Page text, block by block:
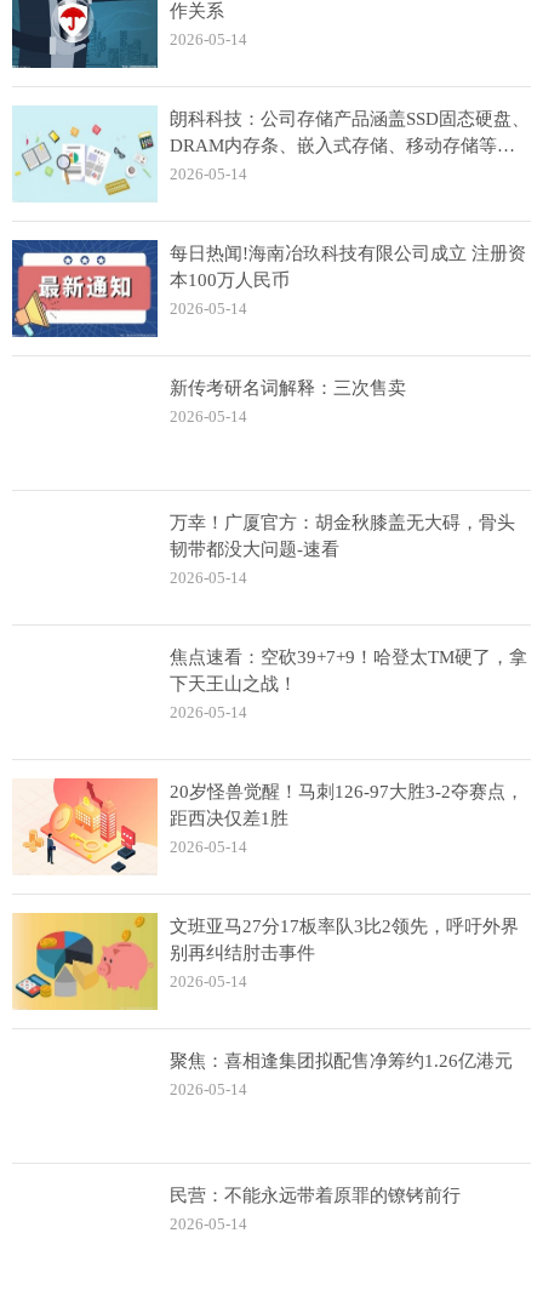
作关系
2026-05-14
朗科科技：公司存储产品涵盖SSD固态硬盘、
DRAM内存条、嵌入式存储、移动存储等系
列存储产品
2026-05-14
每日热闻!海南冶玖科技有限公司成立 注册资
本100万人民币
2026-05-14
新传考研名词解释：三次售卖
2026-05-14
万幸！广厦官方：胡金秋膝盖无大碍，骨头
韧带都没大问题-速看
2026-05-14
焦点速看：空砍39+7+9！哈登太TM硬了，拿
下天王山之战！
2026-05-14
20岁怪兽觉醒！马刺126-97大胜3-2夺赛点，
距西决仅差1胜
2026-05-14
文班亚马27分17板率队3比2领先，呼吁外界
别再纠结肘击事件
2026-05-14
聚焦：喜相逢集团拟配售净筹约1.26亿港元
2026-05-14
民营：不能永远带着原罪的镣铐前行
2026-05-14